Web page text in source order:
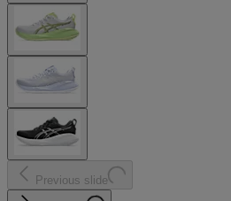
Previous slide